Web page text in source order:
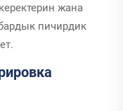
жана
пичирдик